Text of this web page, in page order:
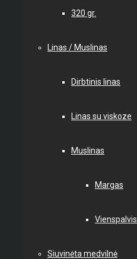
320 gr.
Linas / Muslinas
Dirbtinis linas
Linas su viskoze
Muslinas
Margas
Vienspalvis
Siuvinėta medvilnė